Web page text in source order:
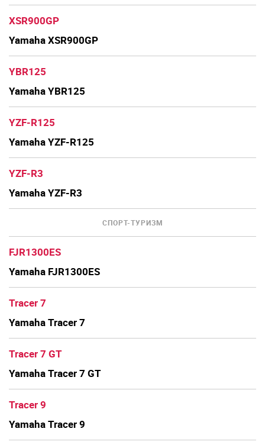
XSR900GP
Yamaha XSR900GP
YBR125
Yamaha YBR125
YZF-R125
Yamaha YZF-R125
YZF-R3
Yamaha YZF-R3
СПОРТ-ТУРИЗМ
FJR1300ES
Yamaha FJR1300ES
Tracer 7
Yamaha Tracer 7
Tracer 7 GT
Yamaha Tracer 7 GT
Tracer 9
Yamaha Tracer 9